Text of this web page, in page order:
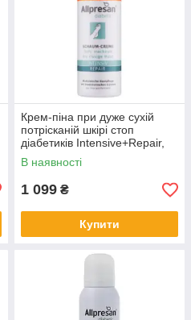
Крем-піна при дуже сухій
потрісканій шкірі стоп
діабетиків Intensive+Repair,
Allpresan 125 мл
В наявності
1 099 ₴
Купити